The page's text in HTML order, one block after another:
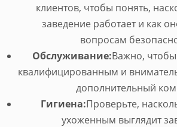
клиентов, чтобы понять,
заведение работает и как
вопросам
Обслуживание:Важно,
квалифицированным и
дополнительный
Гигиена:Проверьте,
ухоженным выглядит